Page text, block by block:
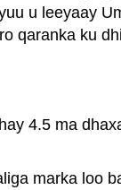
u leeyaay
qaranka ku
4.5 ma
marka loo